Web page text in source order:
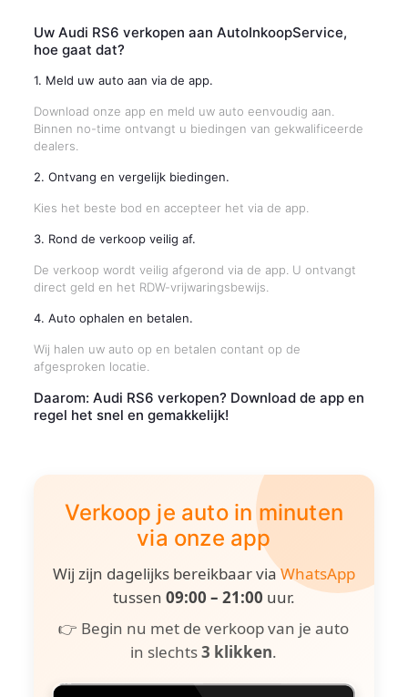
Uw Audi RS6 verkopen aan AutoInkoopService,
hoe gaat dat?
1. Meld uw auto aan via de app.
Download onze app en meld uw auto eenvoudig aan.
Binnen no-time ontvangt u biedingen van gekwalificeerde
dealers.
2. Ontvang en vergelijk biedingen.
Kies het beste bod en accepteer het via de app.
3. Rond de verkoop veilig af.
De verkoop wordt veilig afgerond via de app. U ontvangt
direct geld en het RDW-vrijwaringsbewijs.
4. Auto ophalen en betalen.
Wij halen uw auto op en betalen contant op de
afgesproken locatie.
Daarom: Audi RS6 verkopen? Download de app en
regel het snel en gemakkelijk!
Verkoop je auto in minuten
via onze app
Wij zijn dagelijks bereikbaar viaWhatsApp
tussen 09:00 – 21:00 uur.
👉 Begin nu met de verkoop van je auto
in slechts3 klikken.